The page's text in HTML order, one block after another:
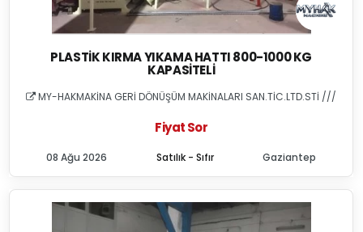
PLASTIK KIRMA YIKAMA HATTI 800-1000 KG
KAPASITELI
MY-HAKMAKİNA GERİ DÖNÜŞÜM MAKİNALARI SAN.TİC.LTD.STİ ///
Fiyat Sor
Satılık - Sıfır
08 Ağu 2026 Gaziantep